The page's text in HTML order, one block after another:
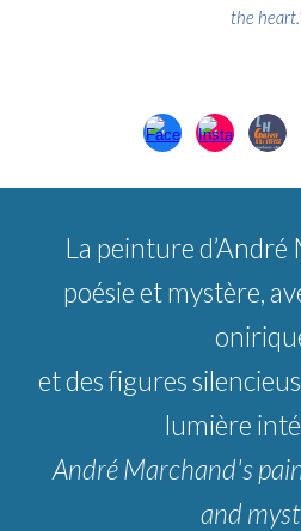
the
La peinture
poésie et mystère,
et des figures
lumière
André Marchand's
and